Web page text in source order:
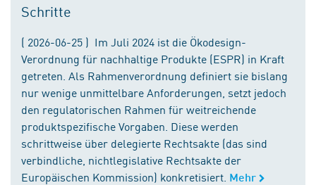
Schritte
( 2026-06-25 ) Im Juli 2024 ist die Ökodesign-
Verordnung für nachhaltige Produkte (ESPR) in Kraft
getreten. Als Rahmenverordnung definiert sie bislang
nur wenige unmittelbare Anforderungen, setzt jedoch
den regulatorischen Rahmen für weitreichende
produktspezifische Vorgaben. Diese werden
schrittweise über delegierte Rechtsakte (das sind
verbindliche, nichtlegislative Rechtsakte der
Europäischen Kommission) konkretisiert. Mehr